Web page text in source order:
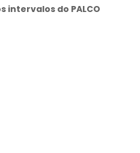
intervalos do PALCO